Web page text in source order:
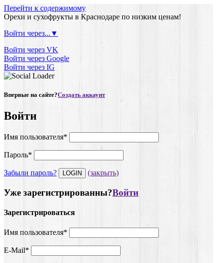
Перейти к содержимому
Орехи и сухофрукты в Краснодаре по низким ценам!
Войти через...▼
Войти через VK
Войти через Google
Войти через IG
Впервые на сайте?Создать аккаунт
Войти
Имя пользователя*
Пароль*
Забыли пароль? (закрыть)
Уже зарегистрированны?Войти
Зарегистрироваться
Имя пользователя*
E-Mail*